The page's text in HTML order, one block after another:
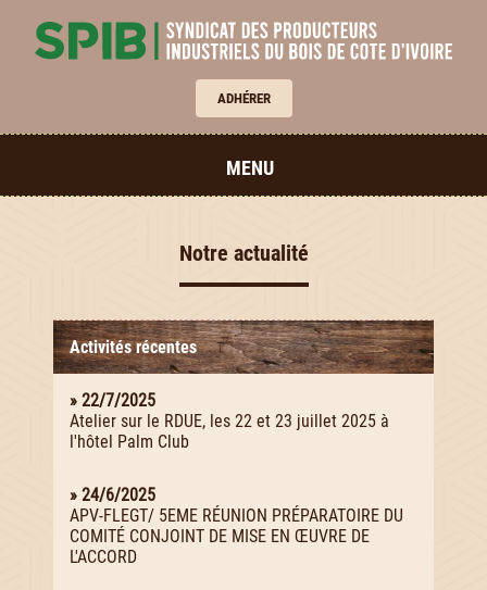
ADHÉRER
MENU
Notre actualité
Activités récentes
» 22/7/2025
Atelier sur le RDUE, les 22 et 23 juillet 2025 à
l'hôtel Palm Club
» 24/6/2025
APV-FLEGT/ 5EME RÉUNION PRÉPARATOIRE DU
COMITÉ CONJOINT DE MISE EN ŒUVRE DE
L'ACCORD